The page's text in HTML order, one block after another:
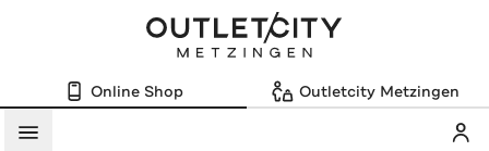
Online Shop Outletcity Metzingen
Menü